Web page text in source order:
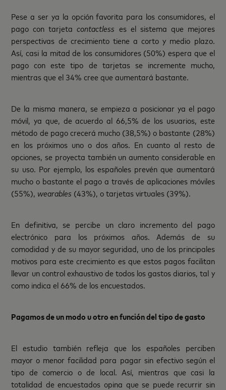
Pese a ser ya la opción favorita para los consumidores, el
pago con tarjetacontactless es el sistema que mejores
perspectivas de crecimiento tiene a corto y medio plazo.
Así, casi la mitad de los consumidores (50%) espera que el
pago con este tipo de tarjetas se incremente mucho,
mientras que el 34% cree que aumentará bastante.
De la misma manera, se empieza a posicionar ya el pago
móvil, ya que, de acuerdo al 66,5% de los usuarios, este
método de pago crecerá mucho (38,5%) o bastante (28%)
en los próximos uno o dos años. En cuanto al resto de
opciones, se proyecta también un aumento considerable en
su uso. Por ejemplo, los españoles prevén que aumentará
mucho o bastante el pago a través de aplicaciones móviles
(55%), wearables (43%), o tarjetas virtuales (39%).
En definitiva, se percibe un claro incremento del pago
electrónico para los próximos años. Además de su
comodidad y de su mayor seguridad, uno de los principales
motivos para este crecimiento es que estos pagos facilitan
llevar un control exhaustivo de todos los gastos diarios, tal y
como indica el 66% de los encuestados.
Pagamos de un modo u otro en función del tipo de gasto
El estudio también refleja que los españoles perciben
mayor o menor facilidad para pagar sin efectivo según el
tipo de comercio o de local. Así, mientras que casi la
totalidad de encuestados opina que se puede recurrir sin